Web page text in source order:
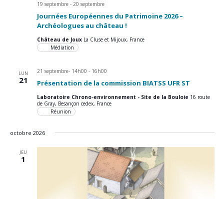
Journées Européennes du Patrimoine 2026 –
Archéologues au château !
19 septembre- 20 septembre
Château de Joux La Cluse et Mijoux, France
Médiation
LUN
21 Présentation de la commission BIATSS UFR ST
21 septembre- 14h00 - 16h00
Laboratoire Chrono-environnement - Site de la Bouloie 16 route
de Gray, Besançon cedex, France
Réunion
octobre 2026
JEU
1